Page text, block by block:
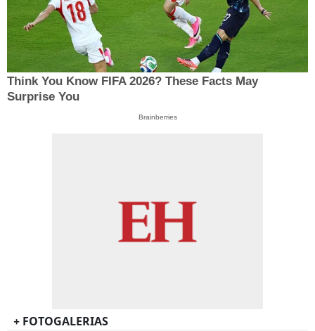
Think You Know FIFA 2026? These Facts May
Surprise You
Brainberries
+ FOTOGALERIAS